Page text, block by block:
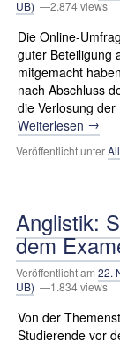
UB) —2.874 views
Die Online-
guter Beteiligung
mitgemacht
nach Abschluss
die Verlosung
Weiterlesen →
Veröffentlicht unter
Anglistik:
dem
Veröffentlicht am 22.
UB) —1.834 views
Von der
Studierende vor